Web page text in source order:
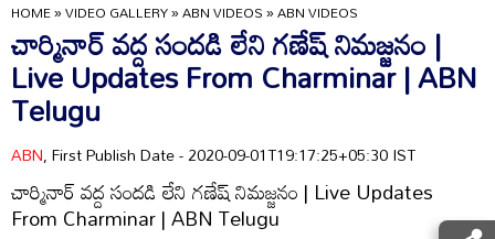
HOME»VIDEO GALLERY»ABN VIDEOS»ABN VIDEOS
చార్మినార్ వద్ద సందడి లేని గణేష్ నిమజ్జనం |
Live Updates From Charminar | ABN
Telugu
ABN, First Publish Date - 2020-09-01T19:17:25+05:30 IST
చార్మినార్ వద్ద సందడి లేని గణేష్ నిమజ్జనం | Live Updates
From Charminar | ABN Telugu